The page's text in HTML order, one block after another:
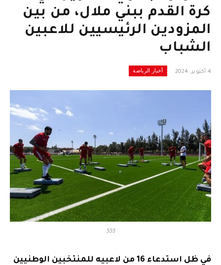
كرة القدم ببني ملال، من بين
المزودين الرئيسيين للاعبين
الشباب
4 أكتوبر، 2024 أخبار الرياضة
555
في ظل استدعاء 16 من لاعبيه للمنتخبين الوطنيين